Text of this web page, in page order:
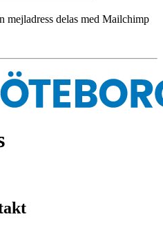
mejladress delas med Mailchimp